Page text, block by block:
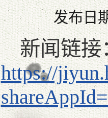
发布日
新闻链接
https://